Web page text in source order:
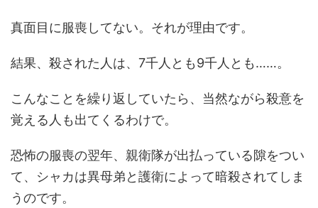
真面目に服喪してない。それが理由です。
結果、殺された人は、7千人とも9千人とも……。
こんなことを繰り返していたら、当然ながら殺意を
覚える人も出てくるわけで。
恐怖の服喪の翌年、親衛隊が出払っている隙をつい
て、シャカは異母弟と護衛によって暗殺されてしま
うのです。